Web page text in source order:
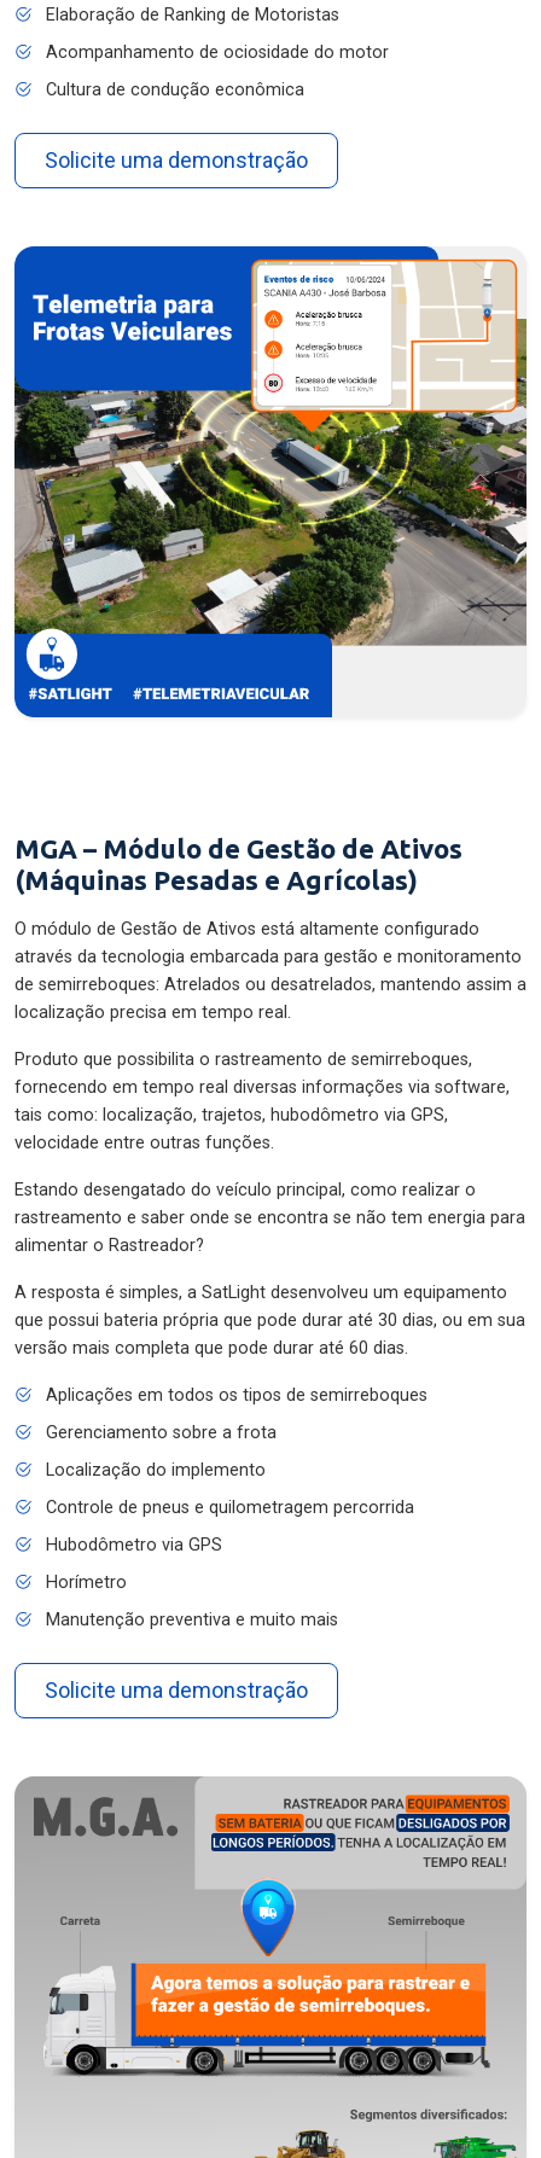
Elaboração de Ranking de Motoristas
Acompanhamento de ociosidade do motor
Cultura de condução econômica
Solicite uma demonstração
MGA – Módulo de Gestão de Ativos
(Máquinas Pesadas e Agrícolas)
O módulo de Gestão de Ativos está altamente configurado
através da tecnologia embarcada para gestão e monitoramento
de semirreboques: Atrelados ou desatrelados, mantendo assim a
localização precisa em tempo real.
Produto que possibilita o rastreamento de semirreboques,
fornecendo em tempo real diversas informações via software,
tais como: localização, trajetos, hubodômetro via GPS,
velocidade entre outras funções.
Estando desengatado do veículo principal, como realizar o
rastreamento e saber onde se encontra se não tem energia para
alimentar o Rastreador?
A resposta é simples, a SatLight desenvolveu um equipamento
que possui bateria própria que pode durar até 30 dias, ou em sua
versão mais completa que pode durar até 60 dias.
Aplicações em todos os tipos de semirreboques
Gerenciamento sobre a frota
Localização do implemento
Controle de pneus e quilometragem percorrida
Hubodômetro via GPS
Horímetro
Manutenção preventiva e muito mais
Solicite uma demonstração